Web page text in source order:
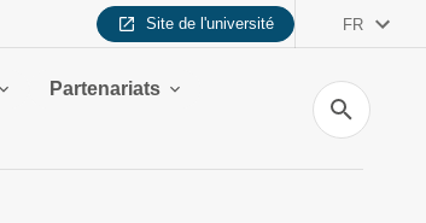
Site de l'université FR
Partenariats
Recherche